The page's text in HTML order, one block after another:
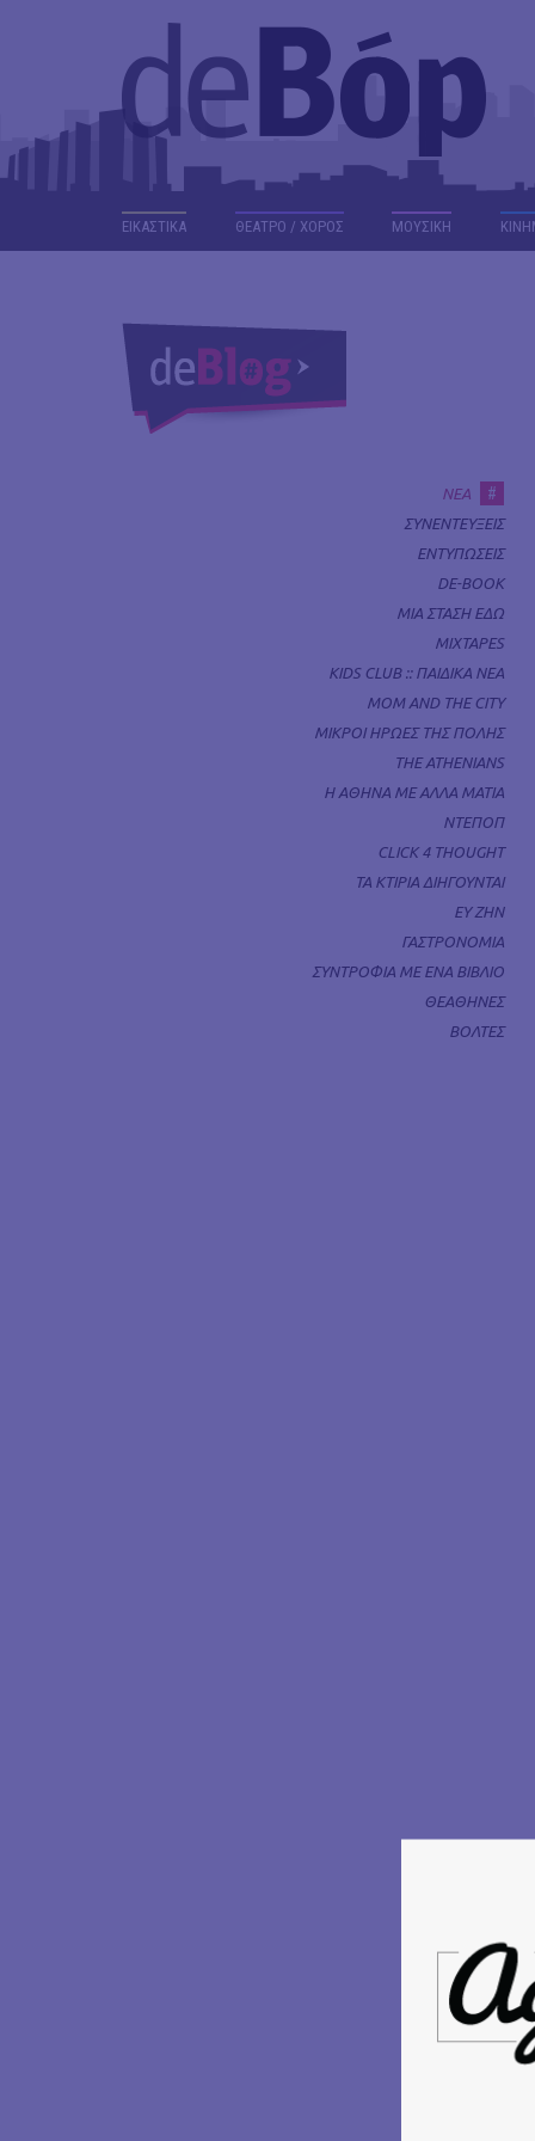
ΕΙΚΑΣΤΙΚΑ ΘΕΑΤΡΟ / ΧΟΡΟΣ ΜΟΥΣΙΚΗ
ΝΕΑ #
ΣΥΝΕΝΤΕΥΞΕΙΣ
ΕΝΤΥΠΩΣΕΙΣ
DE-BOOK
ΜΙΑ ΣΤΑΣΗ ΕΔΩ
MIXTAPES
KIDS CLUB :: ΠΑΙΔΙΚΑ ΝΕΑ
MOM AND THE CITY
ΜΙΚΡΟΙ ΗΡΩΕΣ ΤΗΣ ΠΟΛΗΣ
THE ATHENIANS
Η ΑΘΗΝΑ ΜΕ ΑΛΛΑ ΜΑΤΙΑ
ΝΤΕΠΟΠ
CLICK 4 THOUGHT
ΤΑ ΚΤΙΡΙΑ ΔΙΗΓΟΥΝΤΑΙ
ΕΥ ΖΗΝ
ΓΑΣΤΡΟΝΟΜΙΑ
ΣΥΝΤΡΟΦΙΑ ΜΕ ΕΝΑ ΒΙΒΛΙΟ
ΘΕΑΘΗΝΕΣ
ΒΟΛΤΕΣ